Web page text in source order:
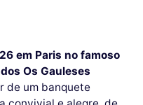
em Paris no famoso
Os Gauleses
de um banquete